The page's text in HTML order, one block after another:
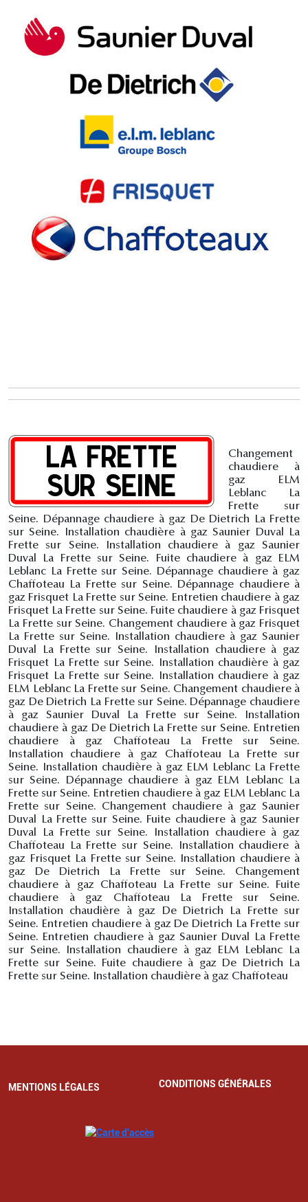
Changement
chaudiere à
gaz ELM
Leblanc La
Frette sur
Seine. Dépannage chaudiere à gaz De Dietrich La Frette
sur Seine. Installation chaudière à gaz Saunier Duval La
Frette sur Seine. Installation chaudiere à gaz Saunier
Duval La Frette sur Seine. Fuite chaudiere à gaz ELM
Leblanc La Frette sur Seine. Dépannage chaudiere à gaz
Chaffoteau La Frette sur Seine. Dépannage chaudiere à
gaz Frisquet La Frette sur Seine. Entretien chaudiere à gaz
Frisquet La Frette sur Seine. Fuite chaudiere à gaz Frisquet
La Frette sur Seine. Changement chaudiere à gaz Frisquet
La Frette sur Seine. Installation chaudiere à gaz Saunier
Duval La Frette sur Seine. Installation chaudiere à gaz
Frisquet La Frette sur Seine. Installation chaudière à gaz
Frisquet La Frette sur Seine. Installation chaudiere à gaz
ELM Leblanc La Frette sur Seine. Changement chaudiere à
gaz De Dietrich La Frette sur Seine. Dépannage chaudiere
à gaz Saunier Duval La Frette sur Seine. Installation
chaudiere à gaz De Dietrich La Frette sur Seine. Entretien
chaudiere à gaz Chaffoteau La Frette sur Seine.
Installation chaudiere à gaz Chaffoteau La Frette sur
Seine. Installation chaudière à gaz ELM Leblanc La Frette
sur Seine. Dépannage chaudiere à gaz ELM Leblanc La
Frette sur Seine. Entretien chaudiere à gaz ELM Leblanc La
Frette sur Seine. Changement chaudiere à gaz Saunier
Duval La Frette sur Seine. Fuite chaudiere à gaz Saunier
Duval La Frette sur Seine. Installation chaudiere à gaz
Chaffoteau La Frette sur Seine. Installation chaudiere à
gaz Frisquet La Frette sur Seine. Installation chaudiere à
gaz De Dietrich La Frette sur Seine. Changement
chaudiere à gaz Chaffoteau La Frette sur Seine. Fuite
chaudiere à gaz Chaffoteau La Frette sur Seine.
Installation chaudière à gaz De Dietrich La Frette sur
Seine. Entretien chaudiere à gaz De Dietrich La Frette sur
Seine. Entretien chaudiere à gaz Saunier Duval La Frette
sur Seine. Installation chaudiere à gaz ELM Leblanc La
Frette sur Seine. Fuite chaudiere à gaz De Dietrich La
Frette sur Seine. Installation chaudière à gaz Chaffoteau
MENTIONS LÉGALES CONDITIONS GÉNÉRALES